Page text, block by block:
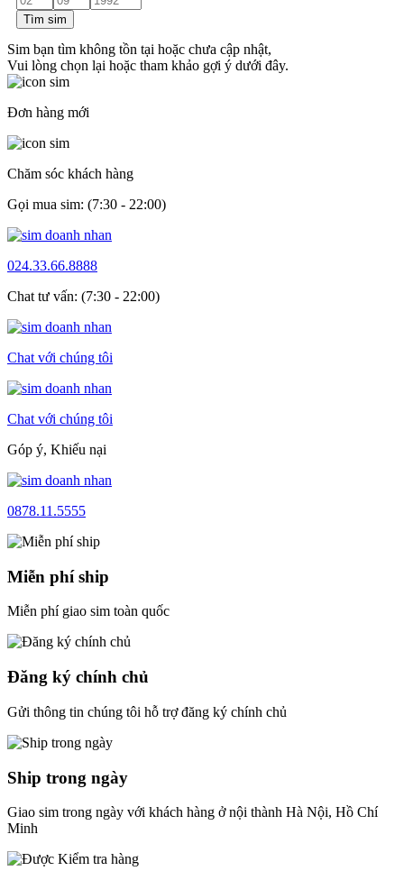
Tìm sim
Sim bạn tìm không tồn tại hoặc chưa cập nhật,
Vui lòng chọn lại hoặc tham khảo gợi ý dưới đây.
Đơn hàng mới
Chăm sóc khách hàng
Gọi mua sim: (7:30 - 22:00)
024.33.66.8888
Chat tư vấn: (7:30 - 22:00)
Chat với chúng tôi
Chat với chúng tôi
Góp ý, Khiếu nại
0878.11.5555
Miễn phí ship
Miễn phí giao sim toàn quốc
Đăng ký chính chủ
Gửi thông tin chúng tôi hỗ trợ đăng ký chính chủ
Ship trong ngày
Giao sim trong ngày với khách hàng ở nội thành Hà Nội, Hồ Chí
Minh